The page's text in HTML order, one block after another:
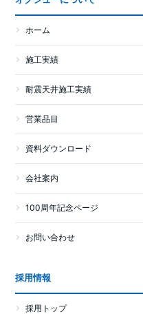
ホーム
施工実績
耐震天井施工実績
営業品目
資料ダウンロード
会社案内
100周年記念ページ
お問い合わせ
採用情報
採用トップ